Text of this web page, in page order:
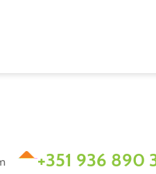
+351 936 890